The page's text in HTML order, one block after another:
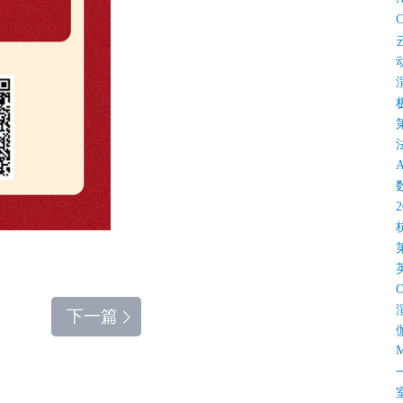
下一篇